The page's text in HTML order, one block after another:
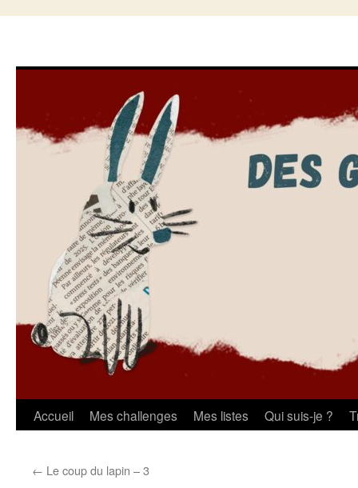
Aller
contenu
Accueil Mes challenges Mes listes Qui suis-je ?
← Le coup du lapin – 3